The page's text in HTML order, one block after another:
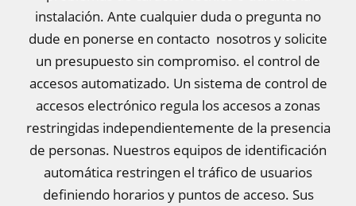
instalación. Ante cualquier duda o pregunta no
dude en ponerse en contacto nosotros y solicite
un presupuesto sin compromiso. el control de
accesos automatizado. Un sistema de control de
accesos electrónico regula los accesos a zonas
restringidas independientemente de la presencia
de personas. Nuestros equipos de identificación
automática restringen el tráfico de usuarios
definiendo horarios y puntos de acceso. Sus